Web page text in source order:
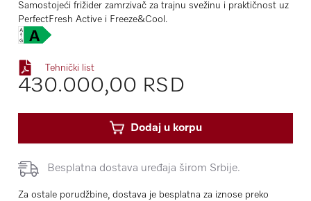
Samostojeći frižider zamrzivač za trajnu svežinu i praktičnost uz
PerfectFresh Active i Freeze&Cool.
Tehnički list
430.000,00 RSD
Dodaj u korpu
Besplatna dostava uređaja širom Srbije.
Za ostale porudžbine, dostava je besplatna za iznose preko